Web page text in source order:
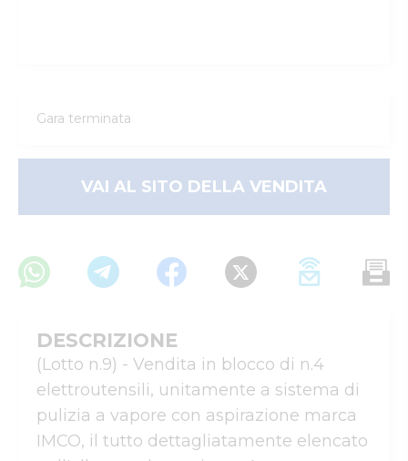
Gara terminata
VAI AL SITO DELLA VENDITA
DESCRIZIONE
(Lotto n.9) - Vendita in blocco di n.4
elettroutensili, unitamente a sistema di
pulizia a vapore con aspirazione marca
IMCO, il tutto dettagliatamente elencato